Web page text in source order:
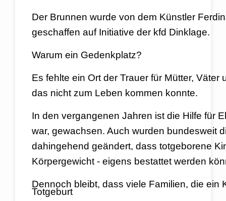
Der Brunnen wurde von dem Künstler
geschaffen auf Initiative der kfd Dinklage.
Warum ein Gedenkplatz?
Es fehlte ein Ort der Trauer für Mütter,
das nicht zum Leben kommen konnte.
In den vergangenen Jahren ist die Hilfe für
war, gewachsen. Auch wurden bundesweit
dahingehend geändert, dass totgeborene
Körpergewicht - eigens bestattet werden
Dennoch bleibt, dass viele Familien, die ein
Totgeburt